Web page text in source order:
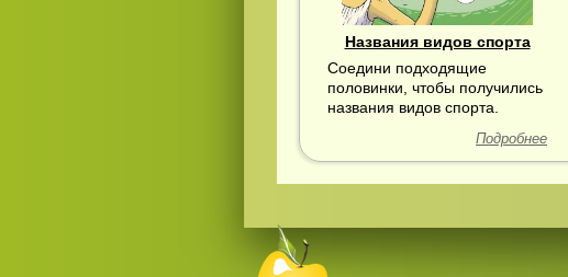
Названия видов спорта
Соедини подходящие
половинки, чтобы получились
названия видов спорта.
Подробнее